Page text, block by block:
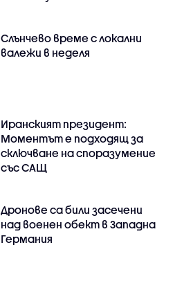
Слънчево време с локални
валежи в неделя
Иранският президент:
Моментът е подходящ за
сключване на споразумение
със САЩ
Дронове са били засечени
над военен обект в Западна
Германия